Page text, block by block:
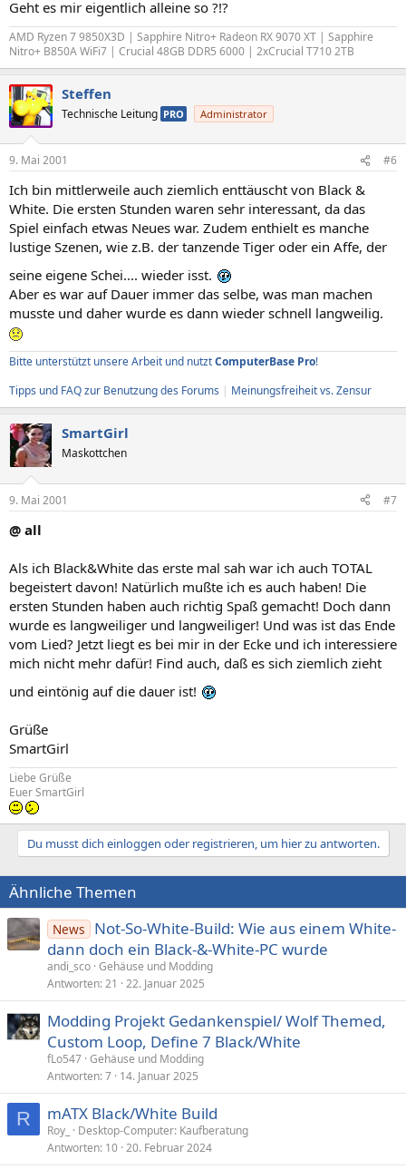
Geht es mir eigentlich alleine so ?!?
AMD Ryzen 7 9850X3D | Sapphire Nitro+ Radeon RX 9070 XT | Sapphire
Nitro+ B850A WiFi7 | Crucial 48GB DDR5 6000 | 2xCrucial T710 2TB
Steffen
Technische Leitung PRO Administrator
9. Mai 2001 #6
Ich bin mittlerweile auch ziemlich enttäuscht von Black &
White. Die ersten Stunden waren sehr interessant, da das
Spiel einfach etwas Neues war. Zudem enthielt es manche
lustige Szenen, wie z.B. der tanzende Tiger oder ein Affe, der
seine eigene Schei.... wieder isst.
Aber es war auf Dauer immer das selbe, was man machen
musste und daher wurde es dann wieder schnell langweilig.
Bitte unterstützt unsere Arbeit und nutztComputerBase Pro!
Tipps und FAQ zur Benutzung des Forums | Meinungsfreiheit vs. Zensur
SmartGirl
Maskottchen
9. Mai 2001 #7
@ all
Als ich Black&White das erste mal sah war ich auch TOTAL
begeistert davon! Natürlich mußte ich es auch haben! Die
ersten Stunden haben auch richtig Spaß gemacht! Doch dann
wurde es langweiliger und langweiliger! Und was ist das Ende
vom Lied? Jetzt liegt es bei mir in der Ecke und ich interessiere
mich nicht mehr dafür! Find auch, daß es sich ziemlich zieht
und eintönig auf die dauer ist!
Grüße
SmartGirl
Liebe Grüße
Euer SmartGirl
Du musst dich einloggen oder registrieren, um hier zu antworten.
Ähnliche Themen
News
Not-So-White-Build: Wie aus einem White-
dann doch ein Black-&-White-PC wurde
andi_sco Gehäuse und Modding
Antworten 21 22. Januar 2025
Modding Projekt Gedankenspiel/ Wolf Themed,
Custom Loop, Define 7 Black/White
fLo547 Gehäuse und Modding
Antworten 7 14. Januar 2025
R mATX Black/White Build
Roy_
Desktop-Computer: Kaufberatung
Antworten 10 20. Februar 2024